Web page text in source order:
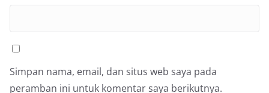
Simpan nama, email, dan situs web saya pada
peramban ini untuk komentar saya berikutnya.